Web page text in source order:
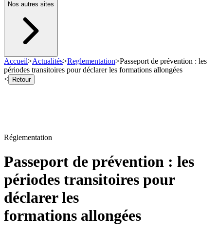
Nos autres sites
Accueil>Actualités>Reglementation>Passeport de prévention : les
périodes transitoires pour déclarer les formations allongées
<
Retour
Réglementation
Passeport de prévention : les
périodes transitoires pour
déclarer les
formations allongées